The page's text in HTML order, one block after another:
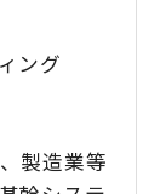
ング
製造業等